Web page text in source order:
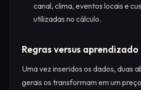
canal, clima, eventos locais e
utilizadas no cálculo.
Regras versus
Uma vez inseridos os dados, duas
gerais os transformam em um